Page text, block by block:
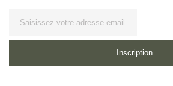
Inscription